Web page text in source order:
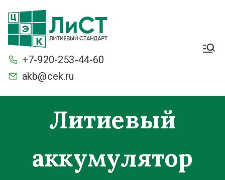
стартерные токи и ёмкость.
+7-920-253-44-60
akb@cek.ru
Литиевый
аккумулятор